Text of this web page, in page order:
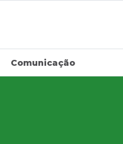
Comunicação